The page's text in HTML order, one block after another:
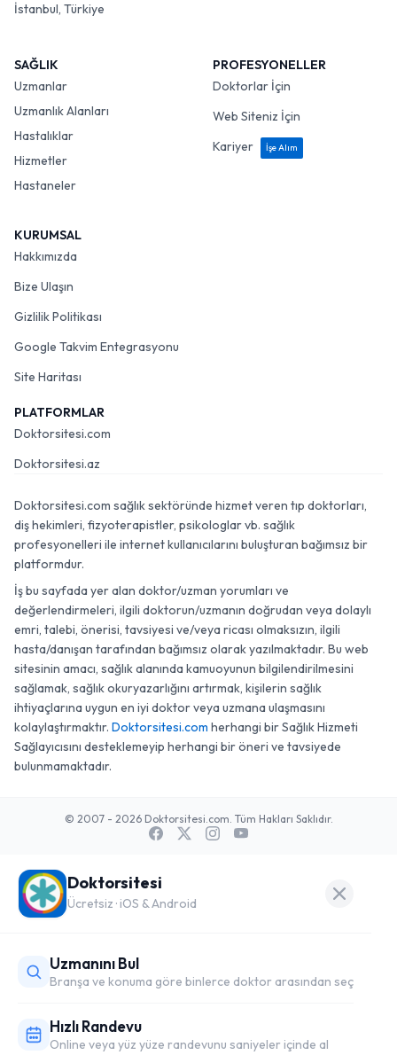
İstanbul, Türkiye
SAĞLIK
Uzmanlar
Uzmanlık Alanları
Hastalıklar
Hizmetler
Hastaneler
PROFESYONELLER
Doktorlar İçin
Web Siteniz İçin
Kariyer
İşe Alım
KURUMSAL
Hakkımızda
Bize Ulaşın
Gizlilik Politikası
Google Takvim Entegrasyonu
Site Haritası
PLATFORMLAR
Doktorsitesi.com
Doktorsitesi.az
Doktorsitesi.com sağlık sektöründe hizmet veren tıp doktorları,
diş hekimleri, fizyoterapistler, psikologlar vb. sağlık
profesyonelleri ile internet kullanıcılarını buluşturan bağımsız bir
platformdur.
İş bu sayfada yer alan doktor/uzman yorumları ve
değerlendirmeleri, ilgili doktorun/uzmanın doğrudan veya dolaylı
emri, talebi, önerisi, tavsiyesi ve/veya ricası olmaksızın, ilgili
hasta/danışan tarafından bağımsız olarak yazılmaktadır. Bu web
sitesinin amacı, sağlık alanında kamuoyunun bilgilendirilmesini
sağlamak, sağlık okuryazarlığını artırmak, kişilerin sağlık
ihtiyaçlarına uygun en iyi doktor veya uzmana ulaşmasını
kolaylaştırmaktır. Doktorsitesi.com herhangi bir Sağlık Hizmeti
Sağlayıcısını desteklemeyip herhangi bir öneri ve tavsiyede
bulunmamaktadır.
© 2007 - 2026 Doktorsitesi.com. Tüm Hakları Saklıdır.
Doktorsitesi
Ücretsiz · iOS & Android
Uzmanını Bul
Branşa ve konuma göre binlerce doktor arasından seç
Hızlı Randevu
Online veya yüz yüze randevunu saniyeler içinde al